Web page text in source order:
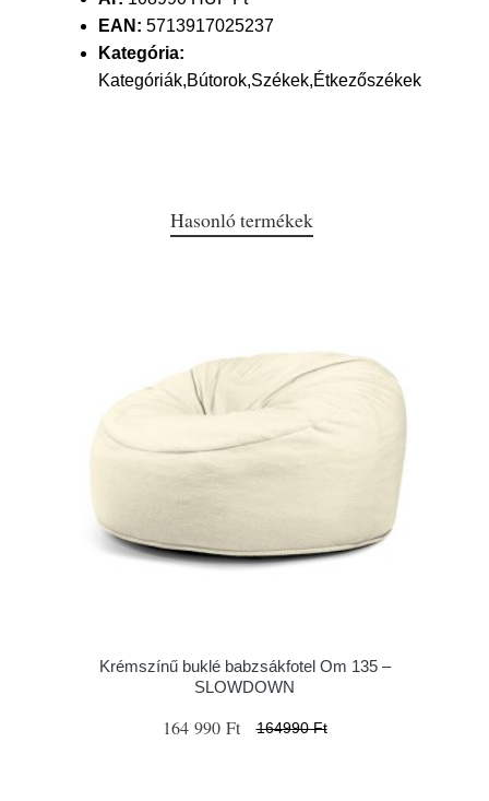
EAN: 5713917025237
Kategória:
Kategóriák,Bútorok,Székek,Étkezőszékek
Hasonló termékek
Krémszínű buklé babzsákfotel Om 135 –
SLOWDOWN
164 990 Ft 164990 Ft